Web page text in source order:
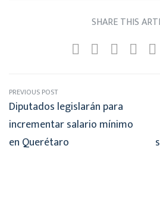
SHARE THIS
PREVIOUS POST
Diputados legislarán para
incrementar salario mínimo
en Querétaro